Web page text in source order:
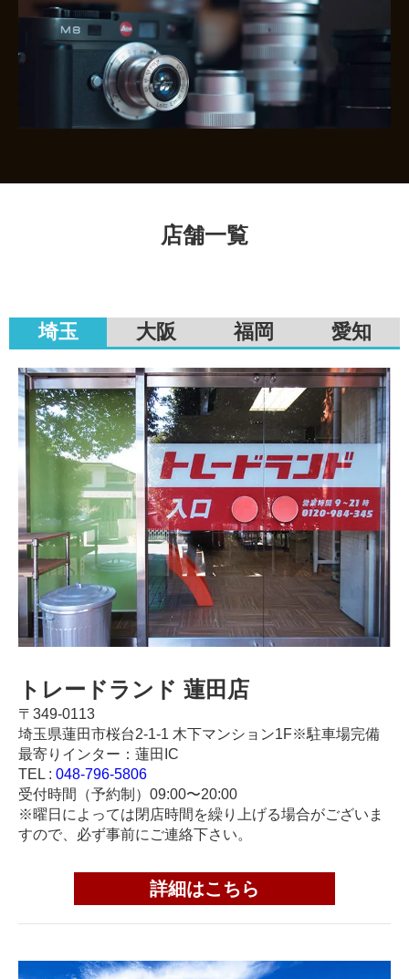
店舗一覧
埼玉 大阪 福岡 愛知
トレードランド 蓮田店
〒349-0113
埼玉県蓮田市桜台2-1-1 木下マンション1F※駐車場完備
最寄りインター：蓮田IC
TEL : 048-796-5806
受付時間（予約制）09:00〜20:00
※曜日によっては閉店時間を繰り上げる場合がございま
すので、必ず事前にご連絡下さい。
詳細はこちら